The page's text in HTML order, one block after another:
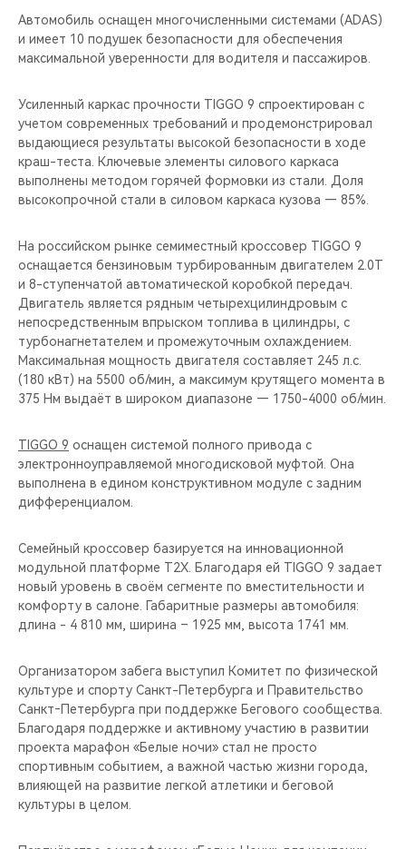
Автомобиль оснащен многочисленными системами (ADAS)
и имеет 10 подушек безопасности для обеспечения
максимальной уверенности для водителя и пассажиров.
Усиленный каркас прочности TIGGO 9 спроектирован с
учетом современных требований и продемонстрировал
выдающиеся результаты высокой безопасности в ходе
краш-теста. Ключевые элементы силового каркаса
выполнены методом горячей формовки из стали. Доля
высокопрочной стали в силовом каркаса кузова — 85%.
На российском рынке семиместный кроссовер TIGGO 9
оснащается бензиновым турбированным двигателем 2.0T
и 8-ступенчатой автоматической коробкой передач.
Двигатель является рядным четырехцилиндровым с
непосредственным впрыском топлива в цилиндры, с
турбонагнетателем и промежуточным охлаждением.
Максимальная мощность двигателя составляет 245 л.с.
(180 кВт) на 5500 об/мин, а максимум крутящего момента в
375 Нм выдаёт в широком диапазоне — 1750-4000 об/мин.
TIGGO 9 оснащен системой полного привода с
электронноуправляемой многодисковой муфтой. Она
выполнена в едином конструктивном модуле с задним
дифференциалом.
Семейный кроссовер базируется на инновационной
модульной платформе T2X. Благодаря ей TIGGO 9 задает
новый уровень в своём сегменте по вместительности и
комфорту в салоне. Габаритные размеры автомобиля:
длина - 4 810 мм, ширина – 1925 мм, высота 1741 мм.
Организатором забега выступил Комитет по физической
культуре и спорту Санкт-Петербурга и Правительство
Санкт‑Петербурга при поддержке Бегового сообщества.
Благодаря поддержке и активному участию в развитии
проекта марафон «Белые ночи» стал не просто
спортивным событием, а важной частью жизни города,
влияющей на развитие легкой атлетики и беговой
культуры в целом.